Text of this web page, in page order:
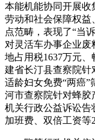
本能机能协同开展收
劳动和社会保障权益
点范畴，表现了“当
对灵活车办事企业
地占用税1637万元
建省长汀县查察院针
适龄妇女免费“两癌
河市查察院针对蜂胶
机关行政公益诉讼告
加班费、双倍工资等